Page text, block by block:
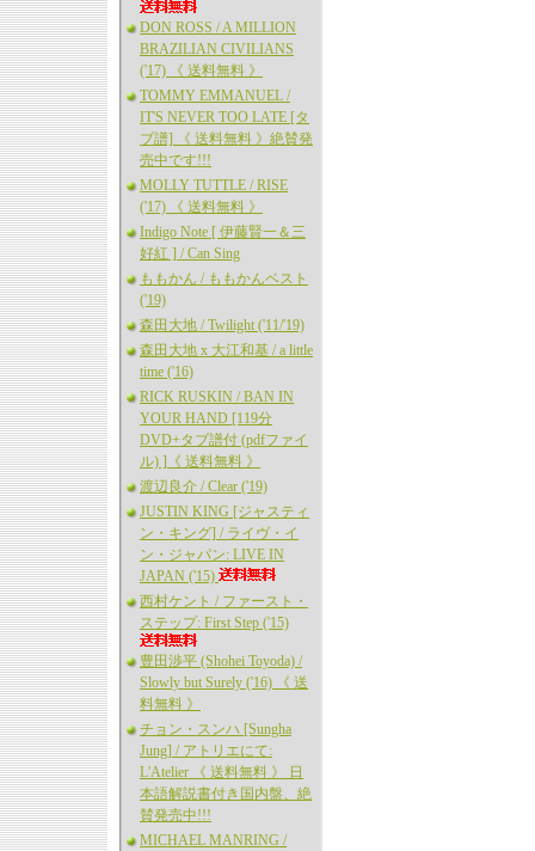
DON ROSS / A MILLION
BRAZILIAN CIVILIANS
('17) 《 送料無料 》
TOMMY EMMANUEL /
IT'S NEVER TOO LATE [タ
ブ譜] 《 送料無料 》絶賛発
売中です!!!
MOLLY TUTTLE / RISE
('17) 《 送料無料 》
Indigo Note [ 伊藤賢一＆三
好紅 ] / Can Sing
ももかん / ももかんベスト
('19)
森田大地 / Twilight ('11/'19)
森田大地 x 大江和基 / a little
time ('16)
RICK RUSKIN / BAN IN
YOUR HAND [119分
DVD+タブ譜付 (pdfファイ
ル) ]《 送料無料 》
渡辺良介 / Clear ('19)
JUSTIN KING [ジャスティ
ン・キング] / ライヴ・イ
ン・ジャパン: LIVE IN
JAPAN ('15)
西村ケント / ファースト・
ステップ: First Step ('15)
豊田渉平 (Shohei Toyoda) /
Slowly but Surely ('16) 《 送
料無料 》
チョン・スンハ [Sungha
Jung] / アトリエにて:
L'Atelier 《 送料無料 》 日
本語解説書付き国内盤、絶
賛発売中!!!
MICHAEL MANRING /